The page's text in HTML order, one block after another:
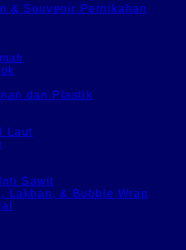
& Souvenir Pernikahan
dan Plastik
Laut
Sawit
Lakban, & Bubble Wrap